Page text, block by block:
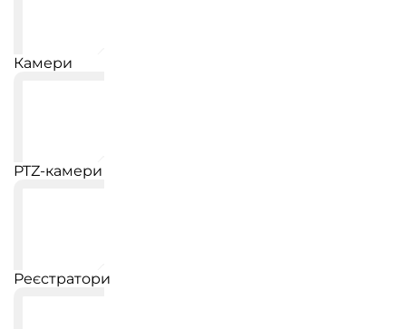
Камери
PTZ-камери
Реєстратори